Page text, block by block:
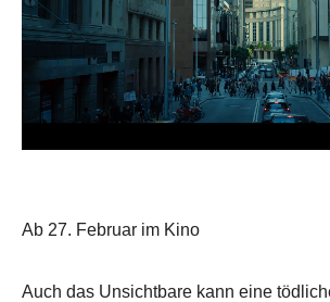
Ab 27. Februar im Kino
Auch das Unsichtbare kann eine